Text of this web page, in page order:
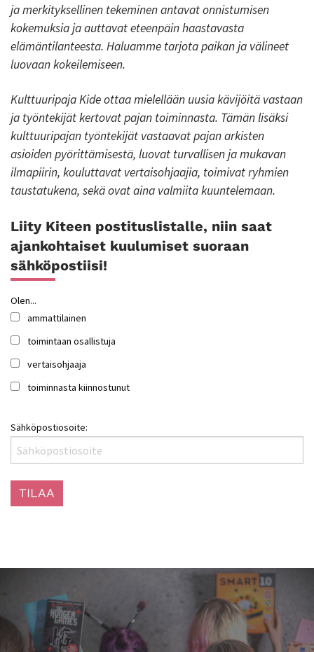
ja merkityksellinen tekeminen antavat onnistumisen
kokemuksia ja auttavat eteenpäin haastavasta
elämäntilanteesta. Haluamme tarjota paikan ja välineet
luovaan kokeilemiseen.
Kulttuuripaja Kide ottaa mielellään uusia kävijöitä vastaan
ja työntekijät kertovat pajan toiminnasta. Tämän lisäksi
kulttuuripajan työntekijät vastaavat pajan arkisten
asioiden pyörittämisestä, luovat turvallisen ja mukavan
ilmapiirin, kouluttavat vertaisohjaajia, toimivat ryhmien
taustatukena, sekä ovat aina valmiita kuuntelemaan.
Liity Kiteen postituslistalle, niin saat
ajankohtaiset kuulumiset suoraan
sähköpostiisi!
Olen...
ammattilainen
toimintaan osallistuja
vertaisohjaaja
toiminnasta kiinnostunut
Sähköpostiosoite: